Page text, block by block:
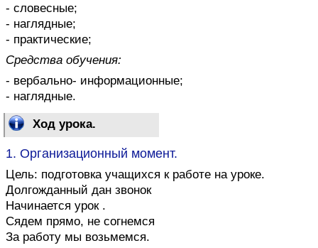
- словесные;
- наглядные;
- практические;
Средства обучения:
- вербально- информационные;
- наглядные.
Ход урока.
1. Организационный момент.
Цель: подготовка учащихся к работе на уроке.
Долгожданный дан звонок
Начинается урок .
Сядем прямо, не согнемся
За работу мы возьмемся.